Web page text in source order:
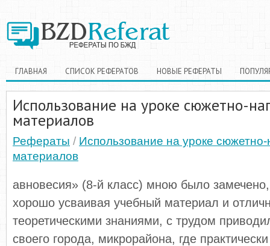
ГЛАВНАЯ СПИСОК РЕФЕРАТОВ НОВЫЕ РЕФЕРАТЫ
Использование на уроке сюжетно-
материалов
Рефераты / Использование на уроке
материалов
авновесия» (8-й класс) мною было
хорошо усваивая учебный материал и
теоретическими знаниями, с трудом
своего города, микрорайона, где